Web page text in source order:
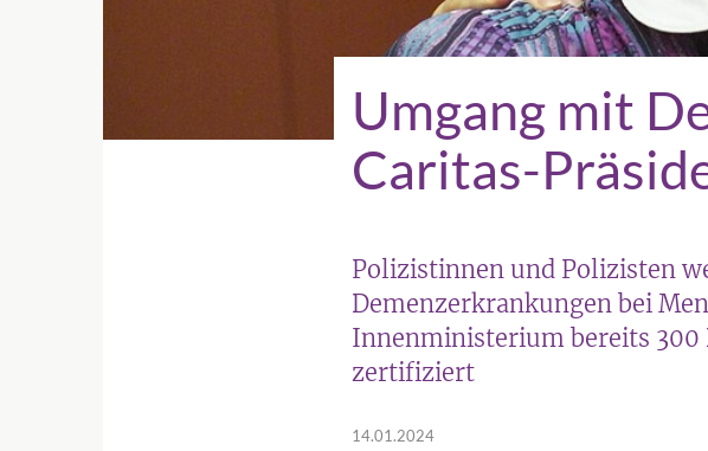
Umgang mit
Caritas-
Polizistinnen und Polizisten
Demenzerkrankungen bei
Innenministerium bereits
zertifiziert
14.01.2024